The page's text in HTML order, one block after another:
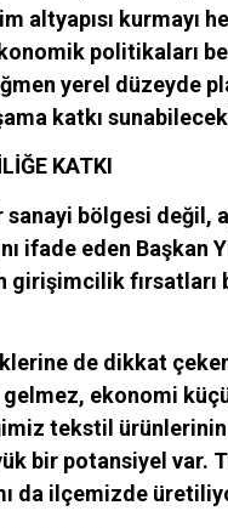
altyapısı kurmayı
politikaları
yerel düzeyde
katkı
KATKI
bölgesi değil,
ifade eden Başkan
fırsatları
de dikkat çeken
gelmez, ekonomi
tekstil ürünlerinin
bir potansiyel var.
da ilçemizde